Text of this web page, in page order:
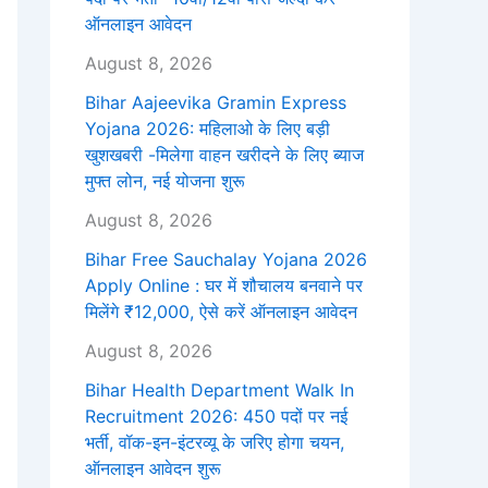
ऑनलाइन आवेदन
August 8, 2026
Bihar Aajeevika Gramin Express
Yojana 2026: महिलाओ के लिए बड़ी
खुशखबरी -मिलेगा वाहन खरीदने के लिए ब्याज
मुफ्त लोन, नई योजना शुरू
August 8, 2026
Bihar Free Sauchalay Yojana 2026
Apply Online : घर में शौचालय बनवाने पर
मिलेंगे ₹12,000, ऐसे करें ऑनलाइन आवेदन
August 8, 2026
Bihar Health Department Walk In
Recruitment 2026: 450 पदों पर नई
भर्ती, वॉक-इन-इंटरव्यू के जरिए होगा चयन,
ऑनलाइन आवेदन शुरू